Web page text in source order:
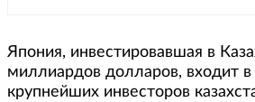
Япония, инвестировавшая в
миллиардов долларов, входит в
крупнейших инвесторов